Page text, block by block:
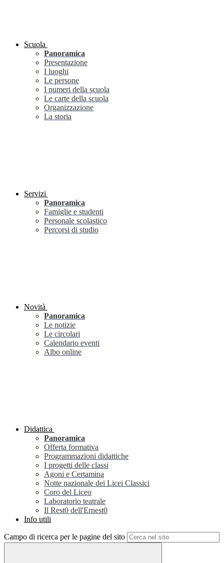
Scuola
Panoramica
Presentazione
I luoghi
Le persone
I numeri della scuola
Le carte della scuola
Organizzazione
La storia
Servizi
Panoramica
Famiglie e studenti
Personale scolastico
Percorsi di studio
Novità
Panoramica
Le notizie
Le circolari
Calendario eventi
Albo online
Didattica
Panoramica
Offerta formativa
Programmazioni didattiche
I progetti delle classi
Agoni e Certamina
Notte nazionale dei Licei Classici
Coro del Liceo
Laboratorio teatrale
Il Rest0 dell'Ernest0
Info utili
Campo di ricerca per le pagine del sito